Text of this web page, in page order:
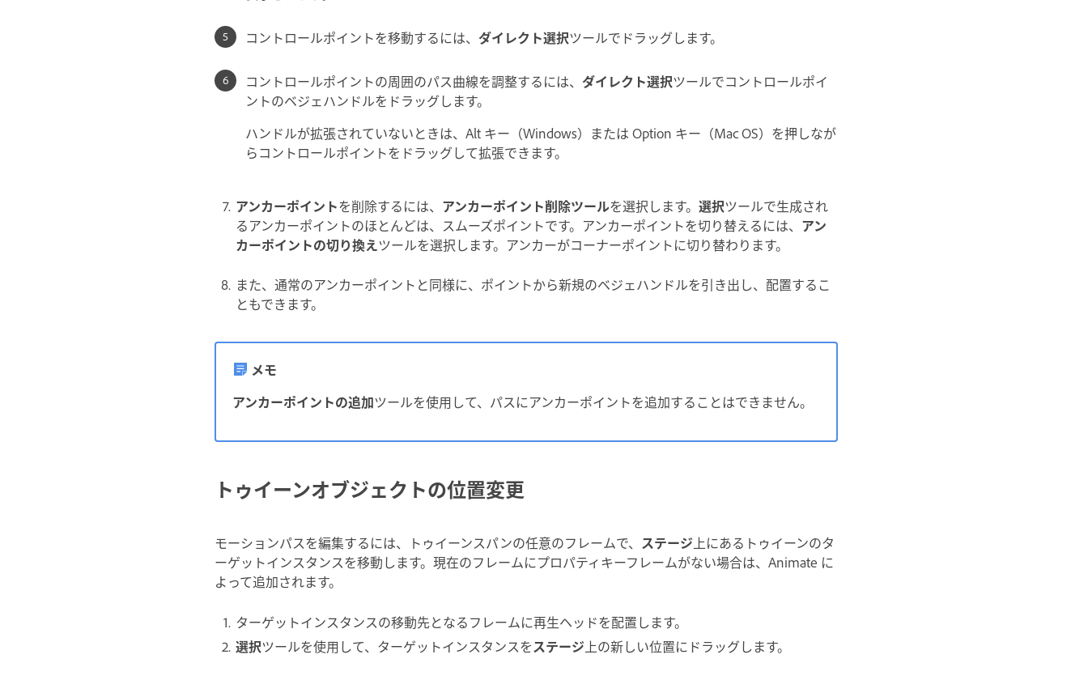
コントロールポイントを移動するには、 ダイレクト選択ツールでドラッグします。
コントロールポイントの周囲のパス曲線を調整するには、 ダイレクト選択ツールでコントロールポイ
ントのベジェハンドルをドラッグします。
ハンドルが拡張されていないときは、Alt キー（Windows）または Option キー（Mac OS）を押しなが
らコントロールポイントをドラッグして拡張できます。
アンカーポイントを削除するには、 アンカーポイント削除ツールを選択します。 選択ツールで生成され
るアンカーポイントのほとんどは、スムーズポイントです。アンカーポイントを切り替えるには、 アン
カーポイントの切り換えツールを選択します。アンカーがコーナーポイントに切り替わります。
また、通常のアンカーポイントと同様に、ポイントから新規のベジェハンドルを引き出し、配置するこ
ともできます。
メモ
アンカーポイントの追加ツールを使用して、パスにアンカーポイントを追加することはできません。
トゥイーンオブジェクトの位置変更
モーションパスを編集するには、トゥイーンスパンの任意のフレームで、 ステージ上にあるトゥイーンのタ
ーゲットインスタンスを移動します。現在のフレームにプロパティキーフレームがない場合は、Animate に
よって追加されます。
ターゲットインスタンスの移動先となるフレームに再生ヘッドを配置します。
選択ツールを使用して、ターゲットインスタンスをステージ上の新しい位置にドラッグします。